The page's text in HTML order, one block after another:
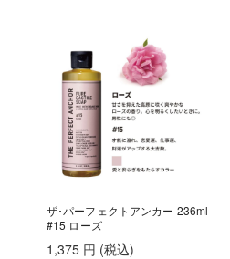
ザ･パーフェクトアンカー 236ml
#15 ローズ
1,375 円 (税込)